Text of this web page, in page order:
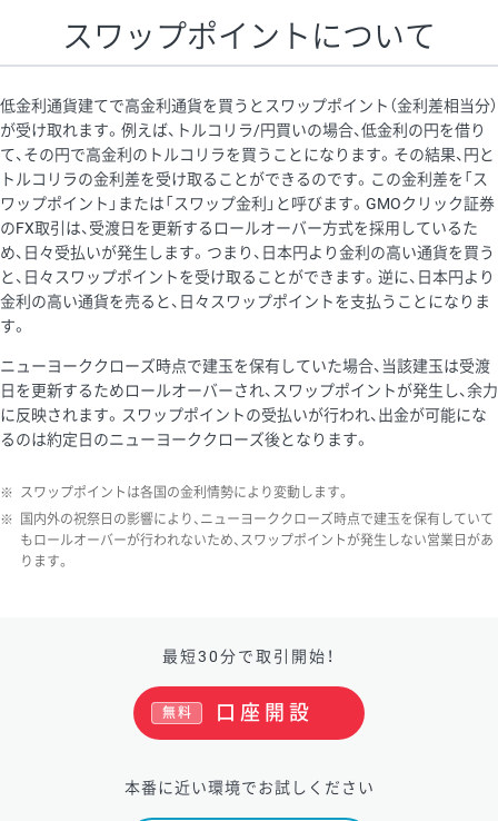
スワップポイントについて
低金利通貨建てで高金利通貨を買うとスワップポイント（金利差相当分）
が受け取れます。例えば、トルコリラ/円買いの場合、低金利の円を借り
て、その円で高金利のトルコリラを買うことになります。その結果、円と
トルコリラの金利差を受け取ることができるのです。この金利差を「ス
ワップポイント」または「スワップ金利」と呼びます。GMOクリック証券
のFX取引は、受渡日を更新するロールオーバー方式を採用しているた
め、日々受払いが発生します。つまり、日本円より金利の高い通貨を買う
と、日々スワップポイントを受け取ることができます。逆に、日本円より
金利の高い通貨を売ると、日々スワップポイントを支払うことになりま
す。
ニューヨーククローズ時点で建玉を保有していた場合、当該建玉は受渡
日を更新するためロールオーバーされ、スワップポイントが発生し、余力
に反映されます。スワップポイントの受払いが行われ、出金が可能にな
るのは約定日のニューヨーククローズ後となります。
※ スワップポイントは各国の金利情勢により変動します。
※
国内外の祝祭日の影響により、ニューヨーククローズ時点で建玉を保有していて
もロールオーバーが行われないため、スワップポイントが発生しない営業日があ
ります。
最短30分で取引開始！
口座開設
無料
本番に近い環境でお試しください